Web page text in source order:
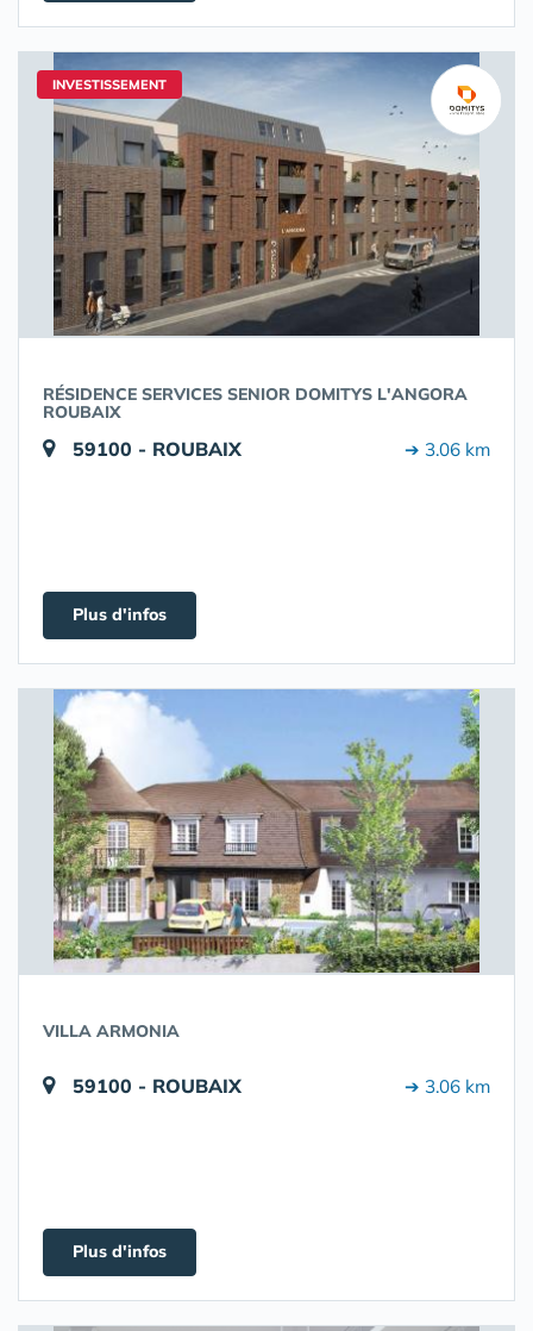
INVESTISSEMENT
RÉSIDENCE SERVICES SENIOR DOMITYS L'ANGORA
ROUBAIX
59100 - ROUBAIX ➔ 3.06 km
Plus d'infos
VILLA ARMONIA
59100 - ROUBAIX ➔ 3.06 km
Plus d'infos